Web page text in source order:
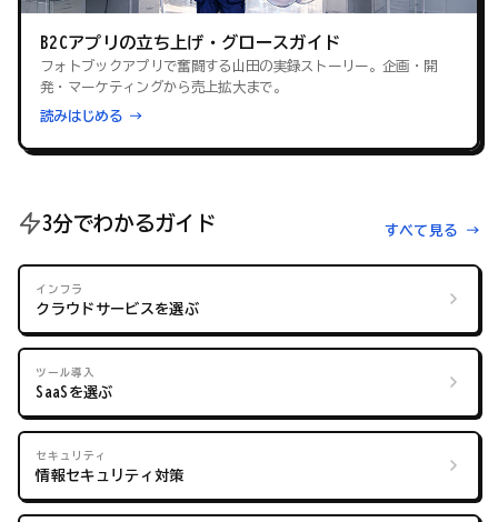
B2Cアプリの立ち上げ・グロースガイド
フォトブックアプリで奮闘する山田の実録ストーリー。企画・開
発・マーケティングから売上拡大まで。
読みはじめる →
3分でわかるガイド すべて見る →
インフラ
クラウドサービスを選ぶ
ツール導入
SaaSを選ぶ
セキュリティ
情報セキュリティ対策